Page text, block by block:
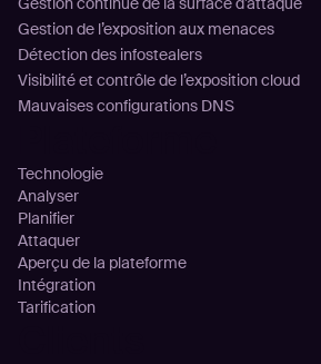
Gestion de l’exposition aux menaces
Détection des infostealers
Visibilité et contrôle de l’exposition cloud
Mauvaises configurations DNS
Technologie
Analyser
Planifier
Attaquer
Aperçu de la plateforme
Intégration
Tarification